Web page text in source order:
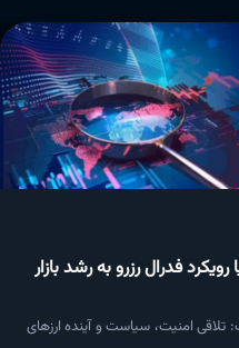
فدرال رزرو به رشد بازار
کلاریتی تا تاریخ 4 آگوست: تلاقی امنیت، سیاست و آینده ارزهای